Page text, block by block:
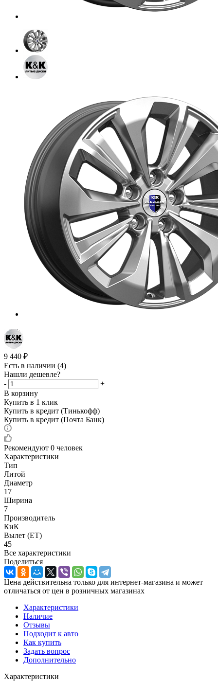
9 440 ₽
Есть в наличии (4)
Нашли дешевле?
-
+
В корзину
Купить в 1 клик
Купить в кредит (Тинькофф)
Купить в кредит (Почта Банк)
Рекомендуют 0 человек
Характеристики
Тип
Литой
Диаметр
17
Ширина
7
Производитель
КиК
Вылет (ET)
45
Все характеристики
Поделиться
Цена действительна только для интернет-магазина и может
отличаться от цен в розничных магазинах
Характеристики
Наличие
Отзывы
Подходит к авто
Как купить
Задать вопрос
Дополнительно
Характеристики